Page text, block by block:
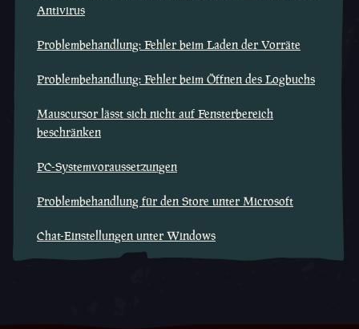
Antivirus
Problembehandlung: Fehler beim Laden der Vorräte
Problembehandlung: Fehler beim Öffnen des Logbuchs
Mauscursor lässt sich nicht auf Fensterbereich
beschränken
PC-Systemvoraussetzungen
Problembehandlung für den Store unter Microsoft
Chat-Einstellungen unter Windows